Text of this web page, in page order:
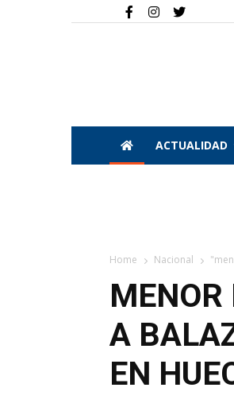
ACTUALIDAD
Home Nacional
MENOR
A
EN